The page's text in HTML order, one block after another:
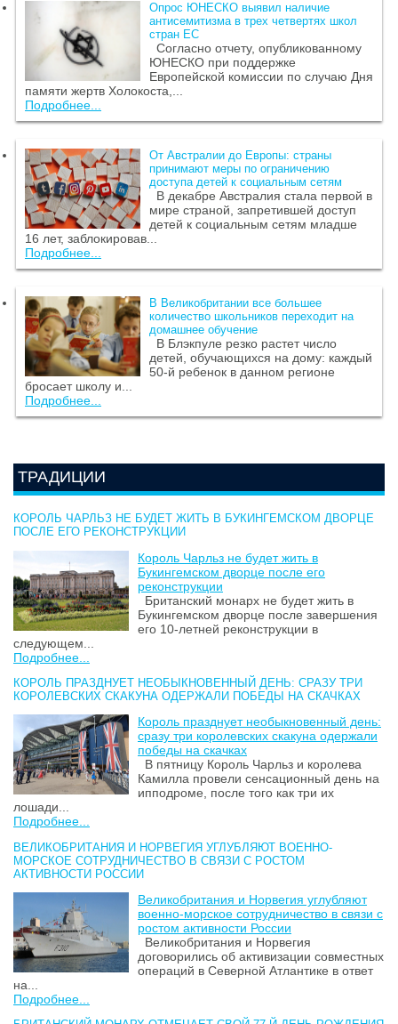
Опрос ЮНЕСКО выявил наличие
антисемитизма в трех четвертях школ
стран ЕС
Согласно отчету, опубликованному
ЮНЕСКО при поддержке
Европейской комиссии по случаю Дня
памяти жертв Холокоста,...
Подробнее...
От Австралии до Европы: страны
принимают меры по ограничению
доступа детей к социальным сетям
В декабре Австралия стала первой в
мире страной, запретившей доступ
детей к социальным сетям младше
16 лет, заблокировав...
Подробнее...
В Великобритании все большее
количество школьников переходит на
домашнее обучение
В Блэкпуле резко растет число
детей, обучающихся на дому: каждый
50-й ребенок в данном регионе
бросает школу и...
Подробнее...
ТРАДИЦИИ
КОРОЛЬ ЧАРЛЬЗ НЕ БУДЕТ ЖИТЬ В БУКИНГЕМСКОМ ДВОРЦЕ
ПОСЛЕ ЕГО РЕКОНСТРУКЦИИ
Король Чарльз не будет жить в
Букингемском дворце после его
реконструкции
Британский монарх не будет жить в
Букингемском дворце после завершения
его 10-летней реконструкции в
следующем...
Подробнее...
КОРОЛЬ ПРАЗДНУЕТ НЕОБЫКНОВЕННЫЙ ДЕНЬ: СРАЗУ ТРИ
КОРОЛЕВСКИХ СКАКУНА ОДЕРЖАЛИ ПОБЕДЫ НА СКАЧКАХ
Король празднует необыкновенный день:
сразу три королевских скакуна одержали
победы на скачках
В пятницу Король Чарльз и королева
Камилла провели сенсационный день на
ипподроме, после того как три их
лошади...
Подробнее...
ВЕЛИКОБРИТАНИЯ И НОРВЕГИЯ УГЛУБЛЯЮТ ВОЕННО-
МОРСКОЕ СОТРУДНИЧЕСТВО В СВЯЗИ С РОСТОМ
АКТИВНОСТИ РОССИИ
Великобритания и Норвегия углубляют
военно-морское сотрудничество в связи с
ростом активности России
Великобритания и Норвегия
договорились об активизации совместных
операций в Северной Атлантике в ответ
на...
Подробнее...